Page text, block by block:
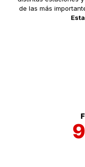
de las más